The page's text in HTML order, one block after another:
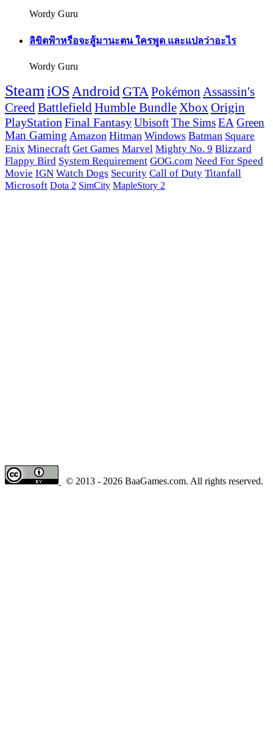
Wordy Guru
ลิขิตฟ้าหรือจะสู้มานะตน ใครพูด และแปลว่าอะไร
Wordy Guru
SteamiOS Android GTAPokémon Assassin's
CreedBattlefieldHumble Bundle Xbox Origin
PlayStation Final FantasyUbisoftThe Sims EA Green
Man Gaming Amazon Hitman Windows Batman Square
Enix Minecraft Get Games Marvel Mighty No. 9 Blizzard
Flappy Bird System Requirement GOG.com Need For Speed
Movie IGN Watch Dogs Security Call of Duty Titanfall
Microsoft Dota 2 SimCity MapleStory 2
© 2013 - 2026 BaaGames.com. All rights reserved.